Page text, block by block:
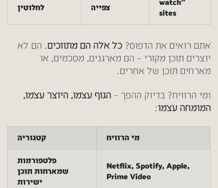
watch”
sites
צפייה
לחלוטין
אתם רואים את הדפוס? כל אלה הם מתווכים. הם לא
יוצרים תוכן מקורי – הם מארגנים, מסכמים, או
מארחים תוכן של אחרים.
ומי הרוויח? בדיוק ההפך – הגוף עצמו, היוצר עצמו,
המומחה עצמו:
מי הרוויח קטגוריה
Netflix, Spotify, Apple,
Prime Video
פלטפורמות
שמארחות תוכן
ישירות